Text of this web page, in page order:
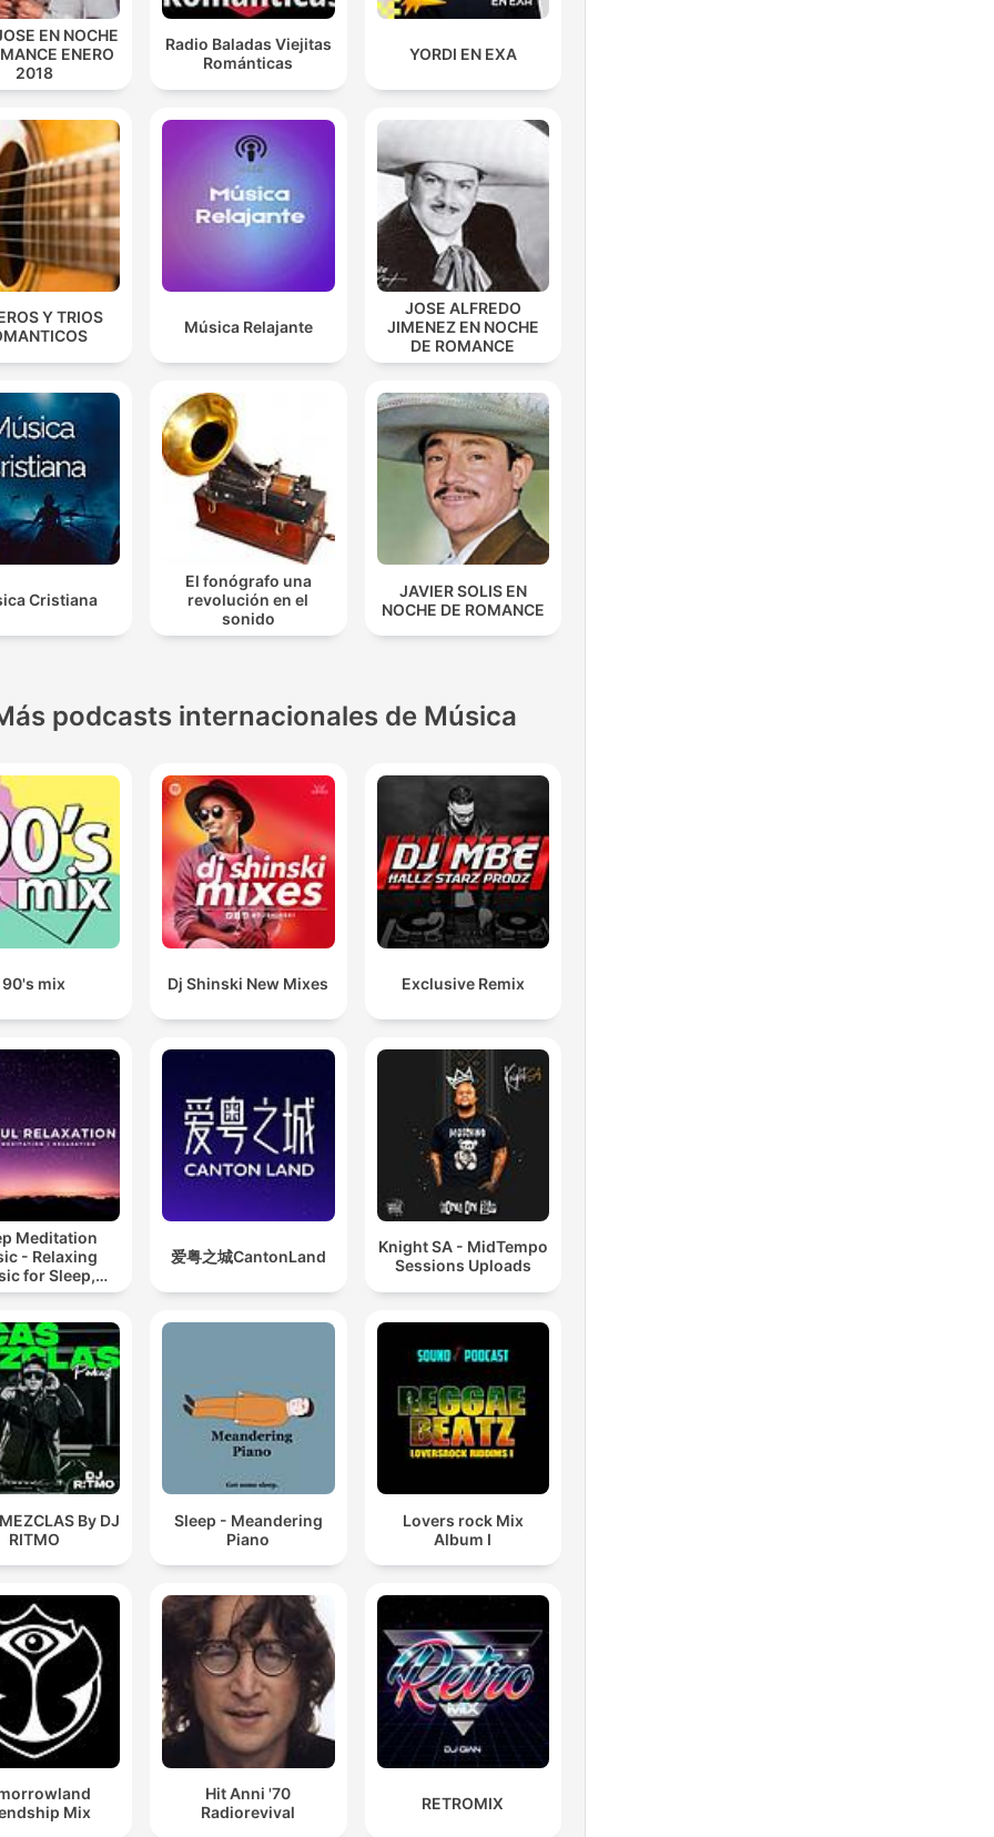
EN NOCHE
ENERO
2018
Radio Baladas Viejitas
Románticas
YORDI EN EXA
Y TRIOS
Música Relajante
JOSE ALFREDO
JIMENEZ EN NOCHE
DE ROMANCE
Cristiana
El fonógrafo una
revolución en el
sonido
JAVIER SOLIS EN
NOCHE DE ROMANCE
podcasts internacionales de Música
90's mix Dj Shinski New Mixes Exclusive Remix
Meditation
- Relaxing
for Sleep,
&
爱粤之城CantonLand
Knight SA - MidTempo
Sessions Uploads
By DJ
RITMO
Sleep - Meandering
Piano
Lovers rock Mix
Album I
Mix
Hit Anni '70
Radiorevival
RETROMIX